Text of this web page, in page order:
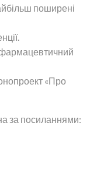
поширені
«Про
за посиланнями: